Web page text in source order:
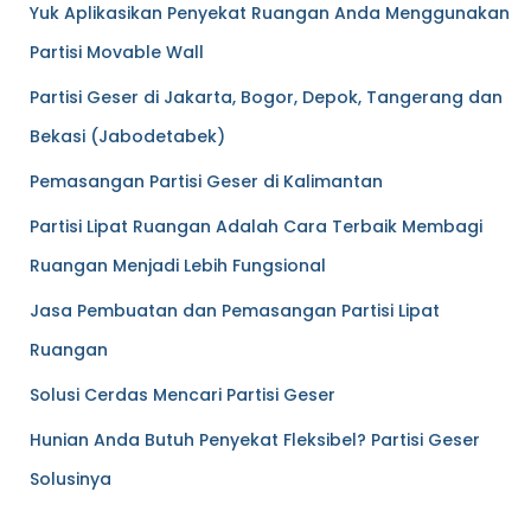
Yuk Aplikasikan Penyekat Ruangan Anda Menggunakan
Partisi Movable Wall
Partisi Geser di Jakarta, Bogor, Depok, Tangerang dan
Bekasi (Jabodetabek)
Pemasangan Partisi Geser di Kalimantan
Partisi Lipat Ruangan Adalah Cara Terbaik Membagi
Ruangan Menjadi Lebih Fungsional
Jasa Pembuatan dan Pemasangan Partisi Lipat
Ruangan
Solusi Cerdas Mencari Partisi Geser
Hunian Anda Butuh Penyekat Fleksibel? Partisi Geser
Solusinya